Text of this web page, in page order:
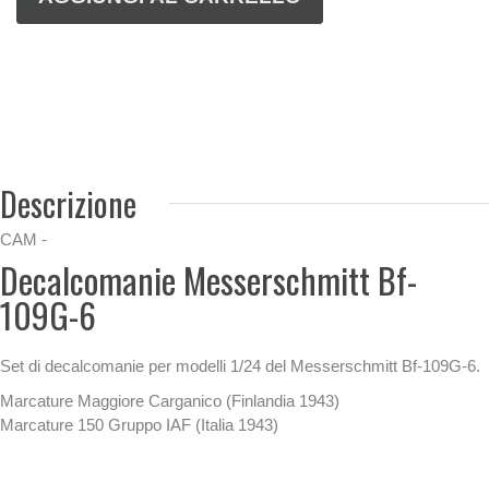
Descrizione
CAM -
Decalcomanie Messerschmitt Bf-
109G-6
Set di decalcomanie per modelli 1/24 del Messerschmitt Bf-109G-6.
Marcature Maggiore Carganico (Finlandia 1943)
Marcature 150 Gruppo IAF (Italia 1943)